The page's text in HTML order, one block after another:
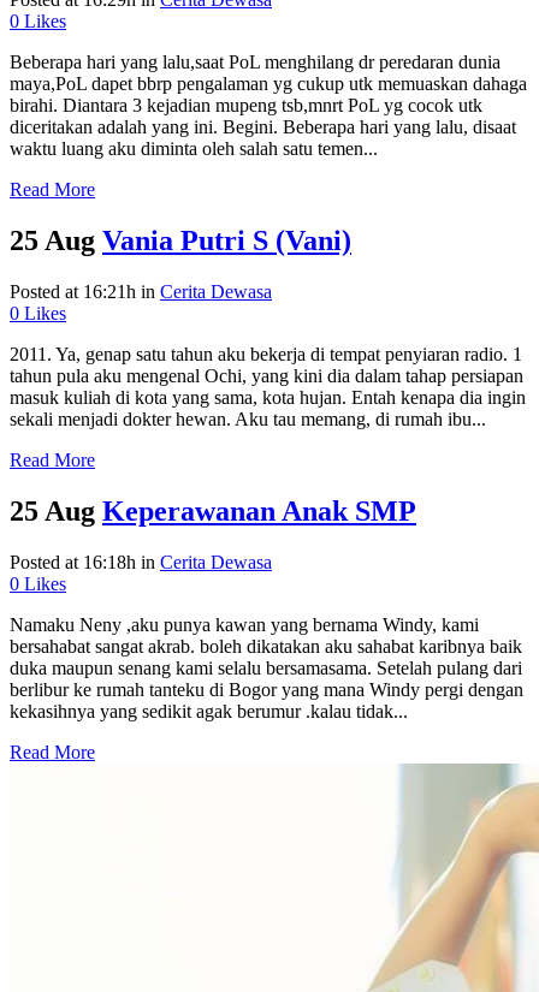
0 Likes
Beberapa hari yang lalu,saat PoL menghilang dr peredaran dunia
maya,PoL dapet bbrp pengalaman yg cukup utk memuaskan dahaga
birahi. Diantara 3 kejadian mupeng tsb,mnrt PoL yg cocok utk
diceritakan adalah yang ini. Begini. Beberapa hari yang lalu, disaat
waktu luang aku diminta oleh salah satu temen...
Read More
25 Aug Vania Putri S (Vani)
Posted at 16:21h in Cerita Dewasa
0 Likes
2011. Ya, genap satu tahun aku bekerja di tempat penyiaran radio. 1
tahun pula aku mengenal Ochi, yang kini dia dalam tahap persiapan
masuk kuliah di kota yang sama, kota hujan. Entah kenapa dia ingin
sekali menjadi dokter hewan. Aku tau memang, di rumah ibu...
Read More
25 Aug Keperawanan Anak SMP
Posted at 16:18h in Cerita Dewasa
0 Likes
Namaku Neny ,aku punya kawan yang bernama Windy, kami
bersahabat sangat akrab. boleh dikatakan aku sahabat karibnya baik
duka maupun senang kami selalu bersamasama. Setelah pulang dari
berlibur ke rumah tanteku di Bogor yang mana Windy pergi dengan
kekasihnya yang sedikit agak berumur .kalau tidak...
Read More